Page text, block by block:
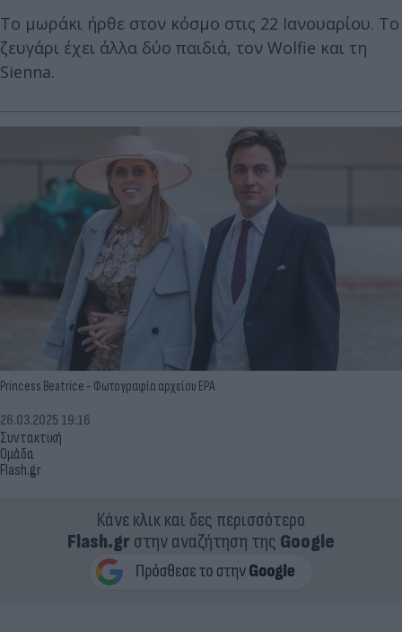
Το μωράκι ήρθε στον κόσμο στις 22 Ιανουαρίου. Το
ζευγάρι έχει άλλα δύο παιδιά, τον Wolfie και τη
Sienna.
Princess Beatrice - Φωτογραφία αρχείου EPA
Συντακτική
Ομάδα
Flash.gr
26.03.2025 19:16
Κάνε κλικ και δες περισσότερο
Flash.grστην αναζήτηση της Google